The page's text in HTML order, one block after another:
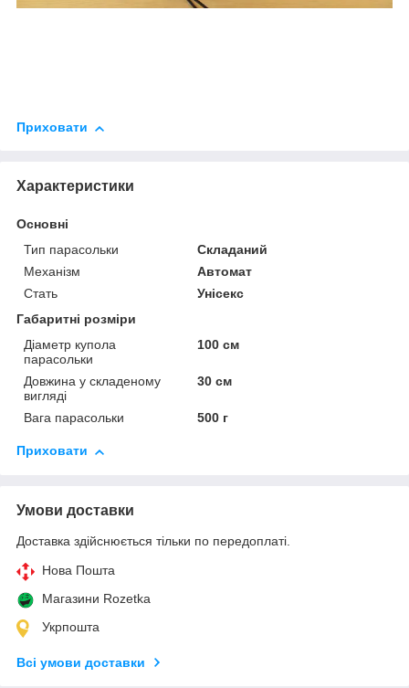
Приховати
Характеристики
Основні
Тип парасольки
Складаний
Механізм
Автомат
Стать
Унісекс
Габаритні розміри
Діаметр купола
парасольки
100 см
Довжина у складеному
вигляді
30 см
Вага парасольки 500 г
Приховати
Умови доставки
Доставка здійснюється тільки по передоплаті.
Нова Пошта
Магазини Rozetka
Укрпошта
Всі умови доставки